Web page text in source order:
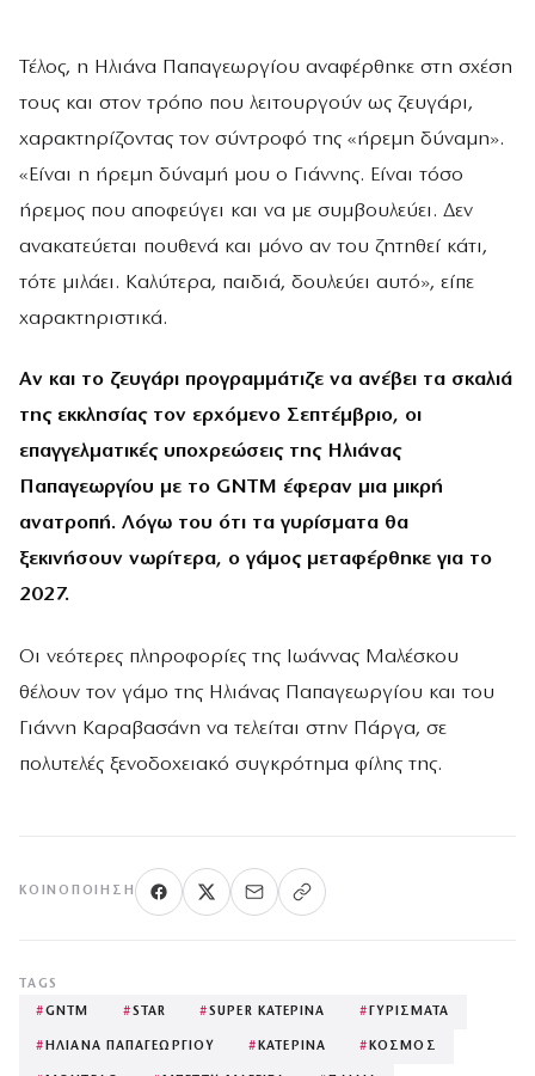
Τέλος, η Ηλιάνα Παπαγεωργίου αναφέρθηκε στη σχέση
τους και στον τρόπο που λειτουργούν ως ζευγάρι,
χαρακτηρίζοντας τον σύντροφό της «ήρεμη δύναμη».
«Είναι η ήρεμη δύναμή μου ο Γιάννης. Είναι τόσο
ήρεμος που αποφεύγει και να με συμβουλεύει. Δεν
ανακατεύεται πουθενά και μόνο αν του ζητηθεί κάτι,
τότε μιλάει. Καλύτερα, παιδιά, δουλεύει αυτό», είπε
χαρακτηριστικά.
Αν και το ζευγάρι προγραμμάτιζε να ανέβει τα σκαλιά
της εκκλησίας τον ερχόμενο Σεπτέμβριο, οι
επαγγελματικές υποχρεώσεις της Ηλιάνας
Παπαγεωργίου με το GNTM έφεραν μια μικρή
ανατροπή. Λόγω του ότι τα γυρίσματα θα
ξεκινήσουν νωρίτερα, ο γάμος μεταφέρθηκε για το
2027.
Οι νεότερες πληροφορίες της Ιωάννας Μαλέσκου
θέλουν τον γάμο της Ηλιάνας Παπαγεωργίου και του
Γιάννη Καραβασάνη να τελείται στην Πάργα, σε
πολυτελές ξενοδοχειακό συγκρότημα φίλης της.
ΚΟΙΝΟΠΟΊΗΣΗ
TAGS
#GNTM #STAR #SUPER ΚΑΤΕΡΙΝΑ # ΓΥΡΙΣΜΑΤΑ
# ΗΛΙΑΝΑ ΠΑΠΑΓΕΩΡΓΙΟΥ # ΚΑΤΕΡΙΝΑ # ΚΟΣΜΟΣ